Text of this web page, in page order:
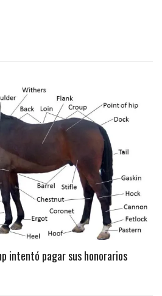
intentó pagar sus honorarios